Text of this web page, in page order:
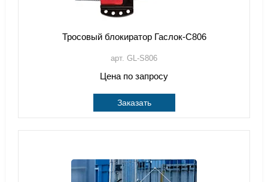
Тросовый блокиратор Гаслок-С806
арт. GL-S806
Цена по запросу
Заказать